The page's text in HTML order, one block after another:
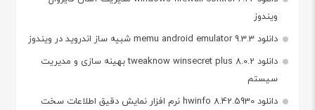
ویندوز
دانلود memu android emulator 9.3.3 شبیه ساز اندروید در ویندوز
دانلود tweaknow winsecret plus 8.0.2 بهینه سازی و مدیریت
سیستم
دانلود hwinfo 8.42.5930 نرم افزار نمایش دقیق اطلاعات سخت